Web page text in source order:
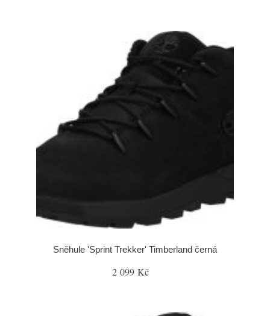
Sněhule 'Sprint Trekker' Timberland černá
2 099 Kč